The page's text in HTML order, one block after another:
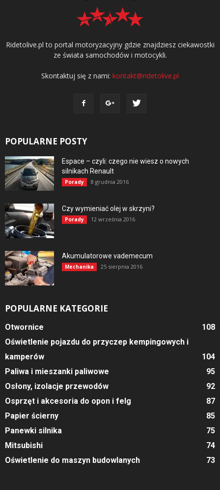
Ridetolive.pl to portal motoryzacyjny gdzie znajdziesz ciekawostki
ze świata samochodów i motocykli.
Skontaktuj się z nami: kontakt@ridetolive.pl
POPULARNE POSTY
Espace – czyli: czego nie wiesz o nowych
silnikach Renault
Porady 8 grudnia 2016
Czy wymieniać olej w skrzyni?
Porady 12 września 2016
Akumulatorowe vademecum
Mechanika 25 sierpnia 2016
POPULARNE KATEGORIE
Otwornice
108
Oświetlenie pojazdu do przyczep kempingowych i
kamperów
104
Paliwa i mieszanki paliwowe
95
Osłony, izolacje przewodów
92
Osprzęt i akcesoria do opon i felg
87
Papier ścierny
85
Panewki silnika
75
Mitsubishi
74
Oświetlenie do maszyn budowlanych
73